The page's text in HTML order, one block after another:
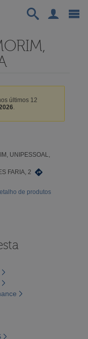
últimos 12
.
UNIPESSOAL,
FARIA, 2
de produtos